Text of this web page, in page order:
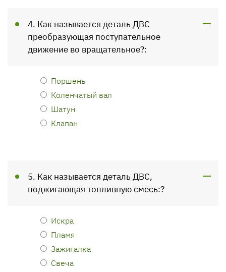
4. Как называется деталь ДВС
преобразующая поступательное
движение во вращательное?:
Поршень
Коленчатый вал
Шатун
Клапан
5. Как называется деталь ДВС,
поджигающая топливную смесь:?
Искра
Пламя
Зажигалка
Свеча